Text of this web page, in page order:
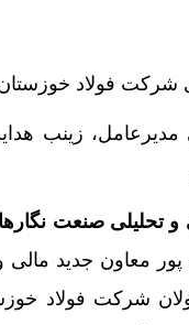
شرکت فولاد
مدیرعامل، زینب
و تحلیلی صنعت نگارها
معاون جدید